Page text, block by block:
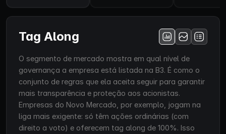
Tag Along
O segmento de mercado mostra em qual nível de
governança a empresa está listada na B3. É como o
conjunto de regras que ela aceita seguir para garantir
mais transparência e proteção aos acionistas.
Empresas do Novo Mercado, por exemplo, jogam na
liga mais exigente: só têm ações ordinárias (com
direito a voto) e oferecem tag along de 100%. Isso